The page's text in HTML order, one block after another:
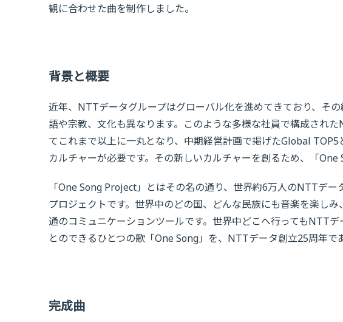
観に合わせた曲を制作しました。
背景と概要
近年、NTTデータグループはグローバル化を進めてきており、そ
語や宗教、文化も異なります。このような多様な社員で構成され
てこれまで以上に一丸となり、中期経営計画で掲げたGlobal
カルチャーが必要です。その新しいカルチャーを創るため、「One
「One Song Project」とはその名の通り、世界約6万人のNTTデ
プロジェクトです。世界中のどの国、どんな民族にも音楽を楽し
通のコミュニケーションツールです。世界中どこへ行ってもNTT
とのできるひとつの歌「One Song」を、NTTデータ創立25周年で
完成曲